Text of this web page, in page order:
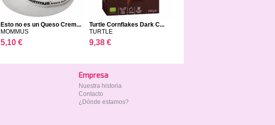
Esto no es un Queso Crem...
MOMMUS
5,10 €
Turtle Cornflakes Dark C...
TURTLE
9,38 €
Empresa
Nuestra historia
Contacto
¿Dónde estamos?